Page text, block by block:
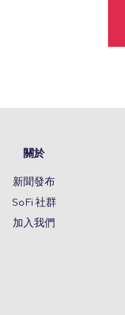
關於
新聞發布
SoFi 社群
加入我們